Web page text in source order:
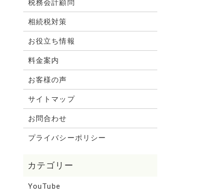
税務会計顧問
相続税対策
お役立ち情報
料金案内
お客様の声
サイトマップ
お問合わせ
プライバシーポリシー
YouTube